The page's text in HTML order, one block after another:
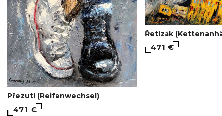
Přezutí (Reifenwechsel)
471 €
Řetízák
471 €